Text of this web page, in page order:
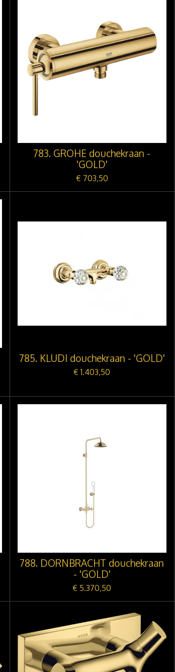
783. GROHE douchekraan -
'GOLD'
€ 703,50
785. KLUDI douchekraan - 'GOLD'
€ 1.403,50
788. DORNBRACHT douchekraan
- 'GOLD'
€ 5.370,50